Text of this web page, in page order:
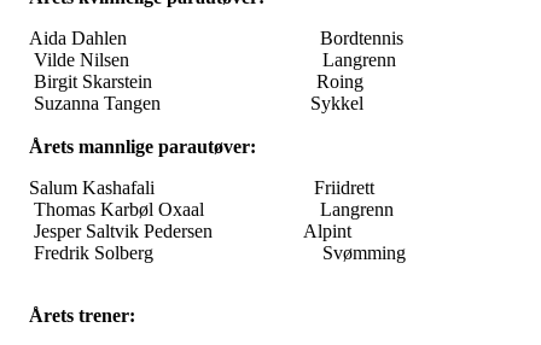
Aida Dahlen Bordtennis
Vilde Nilsen Langrenn
Birgit Skarstein Roing
Suzanna Tangen Sykkel
Årets mannlige parautøver:
Salum Kashafali Friidrett
Thomas Karbøl Oxaal Langrenn
Jesper Saltvik Pedersen Alpint
Fredrik Solberg Svømming
Årets trener: